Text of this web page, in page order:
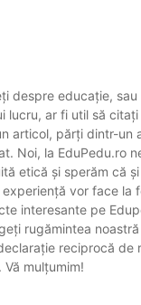
despre educație,
lucru, ar fi util să
articol, părți dintr-un
Noi, la EduPedu.ro
etică și sperăm că
experiență vor face la
interesante pe
rugămintea
reciprocă de
Vă mulțumim!